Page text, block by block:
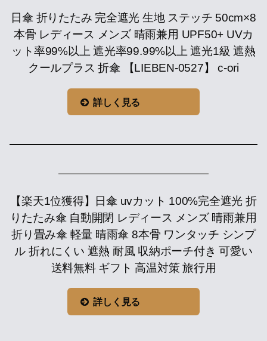
日傘 折りたたみ 完全遮光 生地 ステッチ 50cm×8
本骨 レディース メンズ 晴雨兼用 UPF50+ UVカ
ット率99%以上 遮光率99.99%以上 遮光1級 遮熱
クールプラス 折傘 【LIEBEN-0527】 c-ori
詳しく見る
【楽天1位獲得】日傘 uvカット 100%完全遮光 折
りたたみ傘 自動開閉 レディース メンズ 晴雨兼用
折り畳み傘 軽量 晴雨傘 8本骨 ワンタッチ シンプ
ル 折れにくい 遮熱 耐風 収納ポーチ付き 可愛い
送料無料 ギフト 高温対策 旅行用
詳しく見る